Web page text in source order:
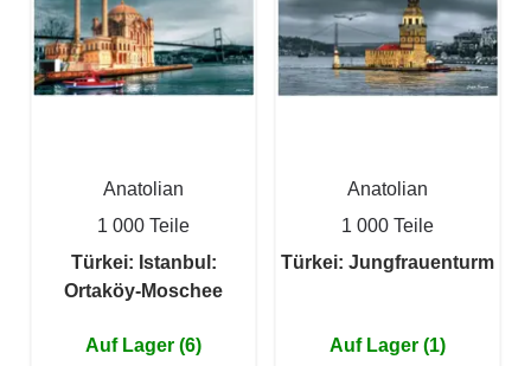
Anatolian
1 000 Teile
Türkei: Istanbul:
Ortaköy-Moschee
Auf Lager (6)
Anatolian
1 000 Teile
Türkei: Jungfrauenturm
Auf Lager (1)